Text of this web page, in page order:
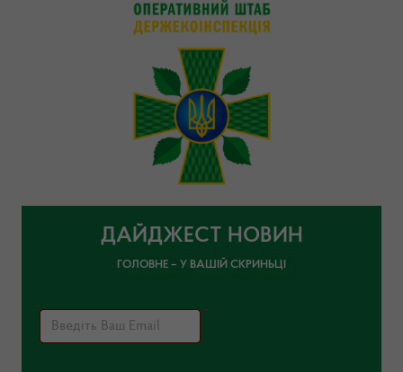
ДАЙДЖЕСТ НОВИН
ГОЛОВНЕ – У ВАШІЙ СКРИНЬЦІ